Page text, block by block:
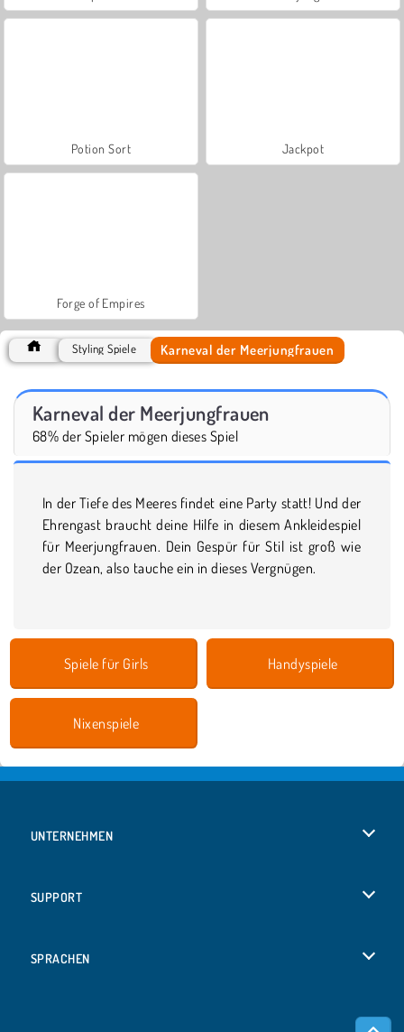
Potion Sort Jackpot
Forge of Empires
Styling Spiele Karneval der Meerjungfrauen
Karneval der Meerjungfrauen
68% der Spieler mögen dieses Spiel
In der Tiefe des Meeres findet eine Party statt! Und der
Ehrengast braucht deine Hilfe in diesem Ankleidespiel
für Meerjungfrauen. Dein Gespür für Stil ist groß wie
der Ozean, also tauche ein in dieses Vergnügen.
Spiele für Girls Handyspiele
Nixenspiele
UNTERNEHMEN
SUPPORT
SPRACHEN